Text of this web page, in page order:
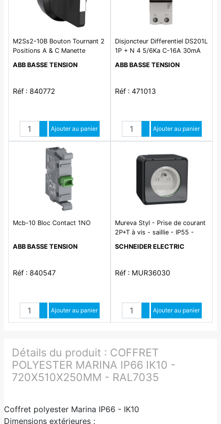
M2Ss2-10B Bouton Tournant 2
Positions A & C Manette
ABB BASSE TENSION
Réf : 840772
Quantité
Augmenter quantité
Diminuer quantité
Ajouter au panier
Disjoncteur Differentiel DS201L
1P + N 4 5/6Ka C-16A 30mA
ABB BASSE TENSION
Réf : 471013
Quantité
Augmenter quantité
Diminuer quantité
Ajouter au panier
Mcb-10 Bloc Contact 1NO
ABB BASSE TENSION
Réf : 840547
Quantité
Augmenter quantité
Diminuer quantité
Ajouter au panier
Mureva Styl - Prise de courant
2P+T à vis - saillie - IP55 -
SCHNEIDER ELECTRIC
Réf : MUR36030
Quantité
Augmenter quantité
Diminuer quantité
Ajouter au panier
Détails du produit : COFFRET
POLYESTER MARINA IP66 IK10 -
720X510X250MM - RAL7035
Coffret polyester Marina IP66 - IK10
Dimensions extérieures :